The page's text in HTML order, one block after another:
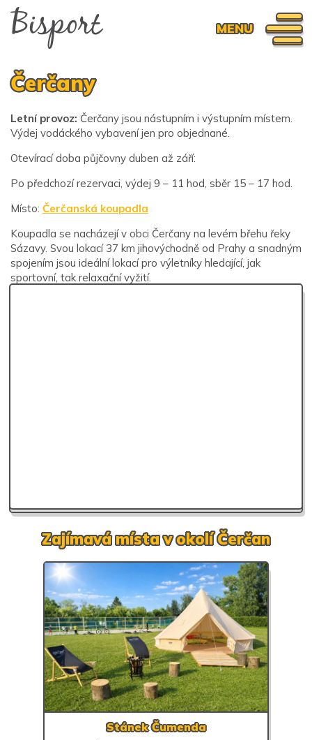
MENU
Čerčany
Letní provoz: Čerčany jsou nástupním i výstupním místem.
Výdej vodáckého vybavení jen pro objednané.
Otevírací doba půjčovny duben až září:
Po předchozí rezervaci, výdej 9 – 11 hod, sběr 15 – 17 hod.
Místo: Čerčanská koupadla
Koupadla se nacházejí v obci Čerčany na levém břehu řeky
Sázavy. Svou lokací 37 km jihovýchodně od Prahy a snadným
spojením jsou ideální lokací pro výletníky hledající, jak
sportovní, tak relaxační vyžití.
Zajímavá místa v okolí Čerčan
Stánek Čumenda